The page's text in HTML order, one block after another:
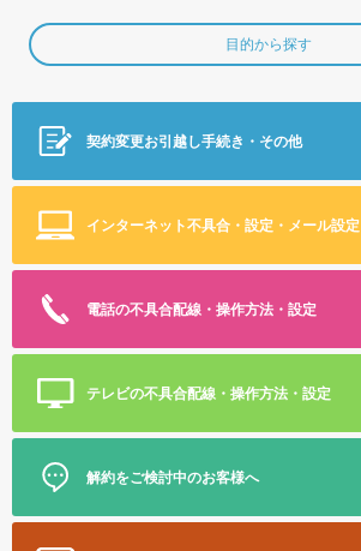
目的から探す
契約変更お引越し手続き・その他
インターネット不具合・設定・メール設定
電話の不具合配線・操作方法・設定
テレビの不具合配線・操作方法・設定
解約をご検討中のお客様へ